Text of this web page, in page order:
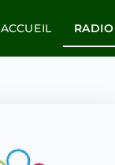
ACCUEIL RADIO